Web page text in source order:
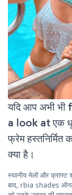
यदि आप अभी
a look at एक
फ्रेम
क्या है।
स्थानीय मेलों और
बाद, rbia shades